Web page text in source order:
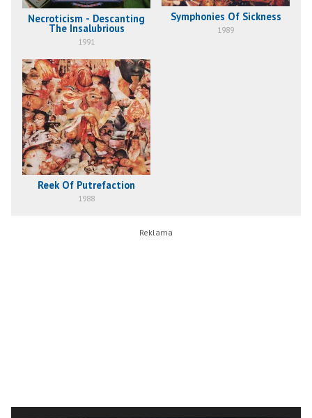
Necroticism - Descanting
The Insalubrious
1991
Symphonies Of Sickness
1989
Reek Of Putrefaction
1988